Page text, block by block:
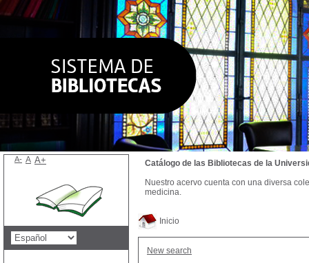
Inicio
New search
Catálogo de las Bibliotecas de la
Nuestro acervo cuenta con una diversa
medicina.
A- A A+